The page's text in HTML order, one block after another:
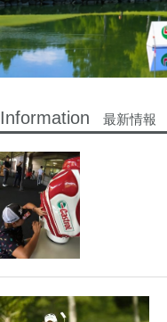
Information 最新情報